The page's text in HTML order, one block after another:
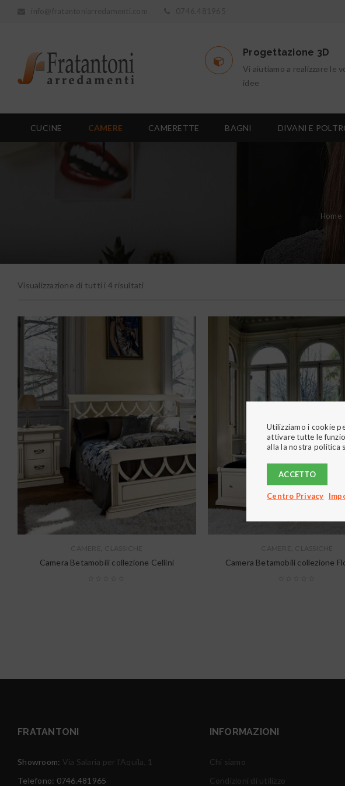
Progettazione 3D
Vi aiutiamo a realizzare le
idee
CUCINE CAMERE CAMERETTE BAGNI DIVANI E
Home
Visualizzazione di tutti i 4 risultati
Camera Betamobili collezione Cellini Camera Betamobili collezione
FRATANTONI
Showroom: Via Salaria per l'Aquila, 1
Telefono: 0746.481965
INFORMAZIONI
Chi siamo
Condizioni di utilizzo
Utilizziamo i cookie
attivare tutte le
alla la nostra politica
ACCETTO
Centro Privacy